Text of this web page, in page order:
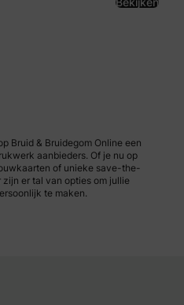
Bruid & Bruidegom Online een
aanbieders. Of je nu op
of unieke save-the-
er tal van opties om jullie
te maken.